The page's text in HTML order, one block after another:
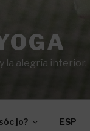
la alegría interior.
jo? ESP